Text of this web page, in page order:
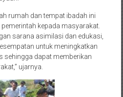
rumah dan tempat ibadah ini
kepada masyarakat.
sarana asimilasi dan edukasi,
untuk meningkatkan
sehingga dapat memberikan
ujarnya.